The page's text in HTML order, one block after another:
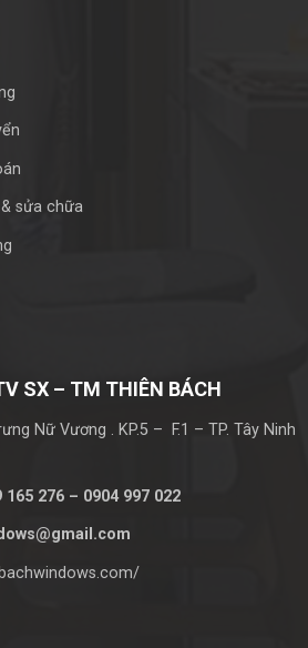
sửa chữa
SX – TM THIÊN BÁCH
Nữ Vương . KP.5 – F.1 – TP. Tây Ninh
276 – 0904 997 022